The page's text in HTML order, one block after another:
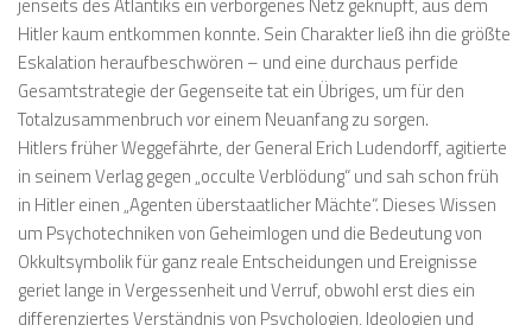
Hitler kaum entkommen konnte. Sein Charakter ließ ihn die größte
Eskalation heraufbeschwören – und eine durchaus perfide
Gesamtstrategie der Gegenseite tat ein Übriges, um für den
Totalzusammenbruch vor einem Neuanfang zu sorgen.
Hitlers früher Weggefährte, der General Erich Ludendorff, agitierte
in seinem Verlag gegen „occulte Verblödung“ und sah schon früh
in Hitler einen „Agenten überstaatlicher Mächte“. Dieses Wissen
um Psychotechniken von Geheimlogen und die Bedeutung von
Okkultsymbolik für ganz reale Entscheidungen und Ereignisse
geriet lange in Vergessenheit und Verruf, obwohl erst dies ein
differenziertes Verständnis von Psychologien, Ideologien und